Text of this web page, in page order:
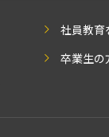
社員教育
卒業生の